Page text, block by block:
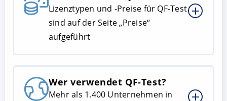
Lizenztypen und -Preise für QF-Test
sind auf der Seite „Preise“
aufgeführt
Wer verwendet QF-Test?
Mehr als 1.400 Unternehmen in